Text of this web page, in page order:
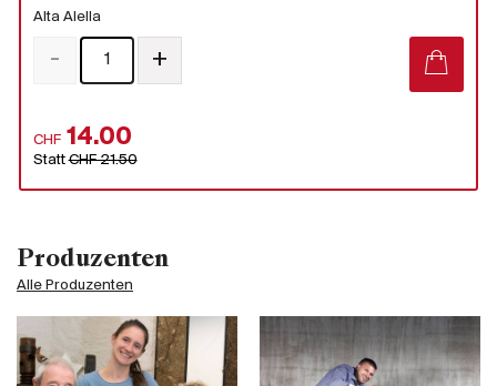
Produzenten
Alle Produzenten
Alta Alella
CHF 14.00
StattCHF 21.50
- +